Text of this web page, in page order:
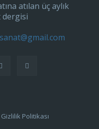
atılan üç aylık
Gizlilik Politikası